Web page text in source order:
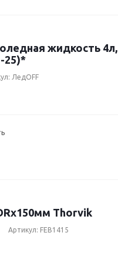
жидкость 4л,
25)*
ЛедOFF
Thorvik
Артикул: FEB1415